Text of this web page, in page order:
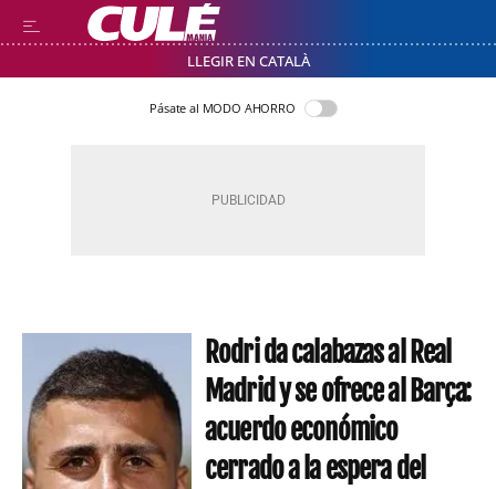
LLEGIR EN CATALÀ
Pásate al MODO AHORRO
Rodri da calabazas al Real
Madrid y se ofrece al Barça:
acuerdo económico
cerrado a la espera del